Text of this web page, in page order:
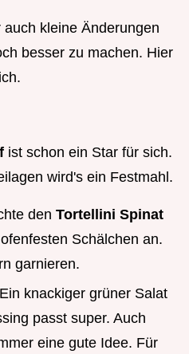
kleine Änderungen
besser zu machen. Hier
ist schon ein Star für sich.
wird's ein Festmahl.
den Tortellini Spinat
Schälchen an.
garnieren.
Ein knackiger grüner Salat
passt super. Auch
eine gute Idee. Für